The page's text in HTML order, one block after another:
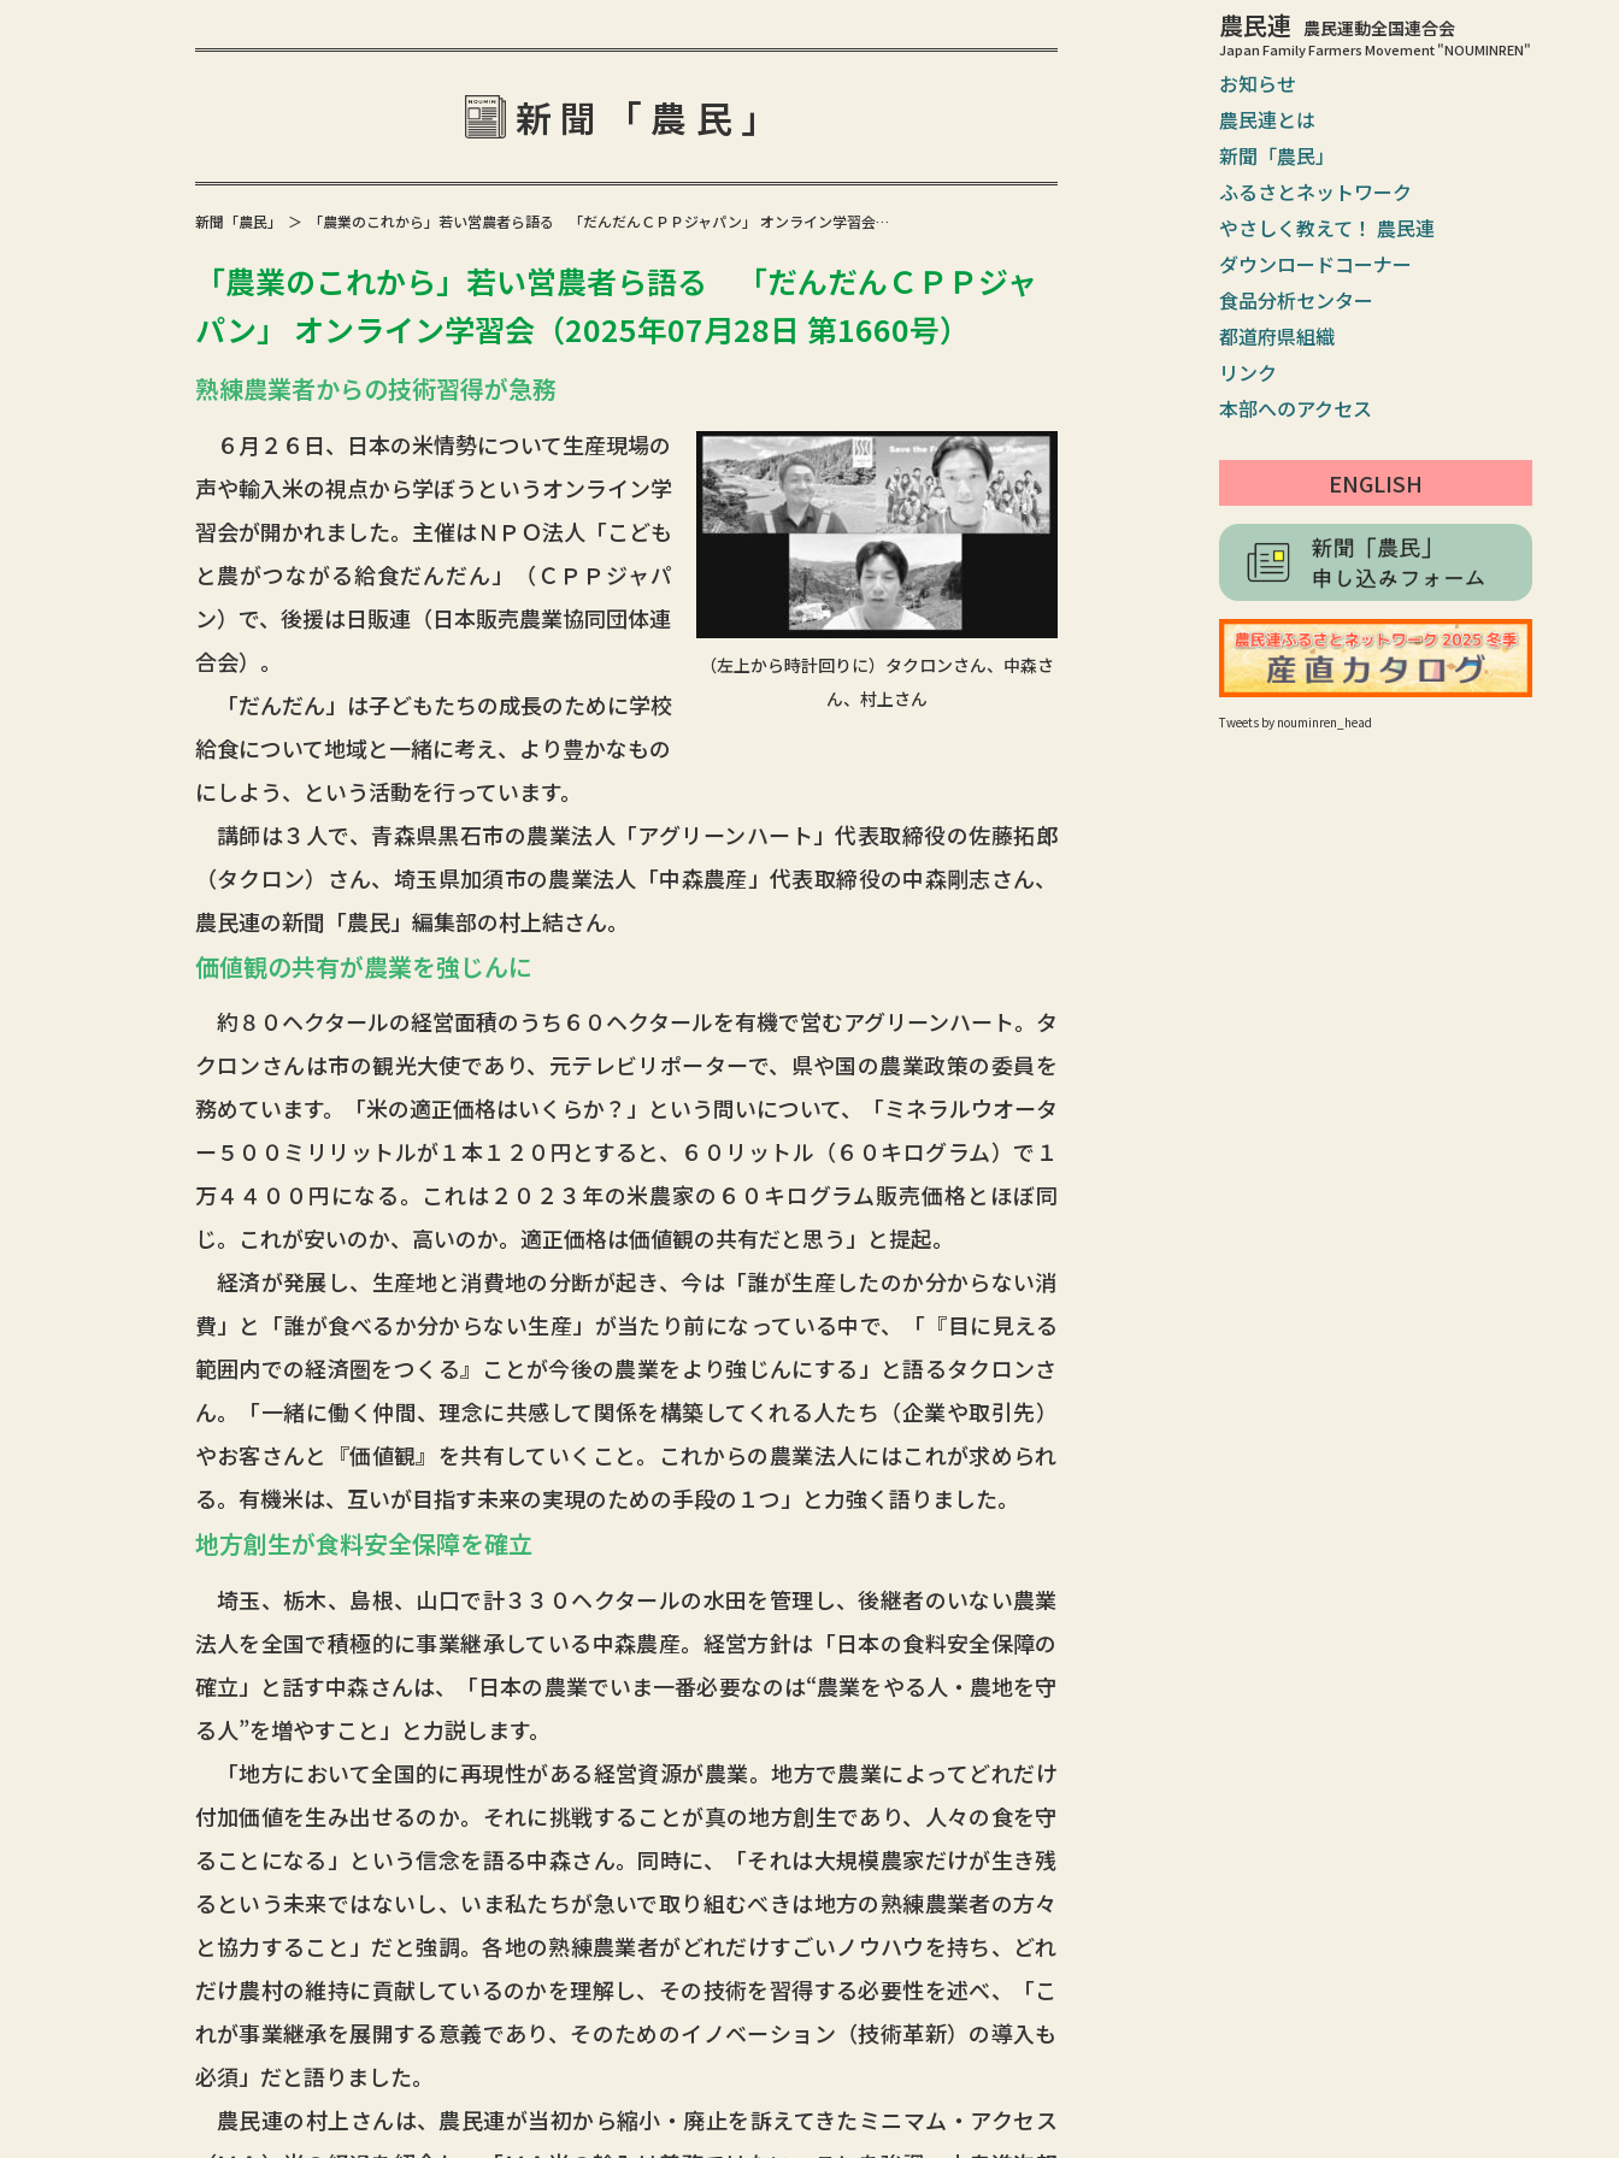
農民連 農民運動全国連合会
Japan Family Farmers Movement "NOUMINREN"
お知らせ
農民連とは
新聞「農民」
ふるさとネットワーク
やさしく教えて！ 農民連
ダウンロードコーナー
食品分析センター
都道府県組織
リンク
本部へのアクセス
ENGLISH
Tweets by nouminren_head
新聞「農民」
新聞「農民」 「農業のこれから」若い営農者ら語る 「だんだんＣＰＰジャパン」 オンライン学習会…
「農業のこれから」若い営農者ら語る 「だんだんＣＰＰジャ
パン」 オンライン学習会（2025年07月28日 第1660号）
熟練農業者からの技術習得が急務
（左上から時計回りに）タクロンさん、中森さ
ん、村上さん
６月２６日、日本の米情勢について生産現場の
声や輸入米の視点から学ぼうというオンライン学
習会が開かれました。主催はＮＰＯ法人「こども
と農がつながる給食だんだん」（ＣＰＰジャパ
ン）で、後援は日販連（日本販売農業協同団体連
合会）。
「だんだん」は子どもたちの成長のために学校
給食について地域と一緒に考え、より豊かなもの
にしよう、という活動を行っています。
講師は３人で、青森県黒石市の農業法人「アグリーンハート」代表取締役の佐藤拓郎
（タクロン）さん、埼玉県加須市の農業法人「中森農産」代表取締役の中森剛志さん、
農民連の新聞「農民」編集部の村上結さん。
価値観の共有が農業を強じんに
約８０ヘクタールの経営面積のうち６０ヘクタールを有機で営むアグリーンハート。タ
クロンさんは市の観光大使であり、元テレビリポーターで、県や国の農業政策の委員を
務めています。「米の適正価格はいくらか？」という問いについて、「ミネラルウオータ
ー５００ミリリットルが１本１２０円とすると、６０リットル（６０キログラム）で１
万４４００円になる。これは２０２３年の米農家の６０キログラム販売価格とほぼ同
じ。これが安いのか、高いのか。適正価格は価値観の共有だと思う」と提起。
経済が発展し、生産地と消費地の分断が起き、今は「誰が生産したのか分からない消
費」と「誰が食べるか分からない生産」が当たり前になっている中で、「『目に見える
範囲内での経済圏をつくる』ことが今後の農業をより強じんにする」と語るタクロンさ
ん。「一緒に働く仲間、理念に共感して関係を構築してくれる人たち（企業や取引先）
やお客さんと『価値観』を共有していくこと。これからの農業法人にはこれが求められ
る。有機米は、互いが目指す未来の実現のための手段の１つ」と力強く語りました。
地方創生が食料安全保障を確立
埼玉、栃木、島根、山口で計３３０ヘクタールの水田を管理し、後継者のいない農業
法人を全国で積極的に事業継承している中森農産。経営方針は「日本の食料安全保障の
確立」と話す中森さんは、「日本の農業でいま一番必要なのは“農業をやる人・農地を守
る人”を増やすこと」と力説します。
「地方において全国的に再現性がある経営資源が農業。地方で農業によってどれだけ
付加価値を生み出せるのか。それに挑戦することが真の地方創生であり、人々の食を守
ることになる」という信念を語る中森さん。同時に、「それは大規模農家だけが生き残
るという未来ではないし、いま私たちが急いで取り組むべきは地方の熟練農業者の方々
と協力すること」だと強調。各地の熟練農業者がどれだけすごいノウハウを持ち、どれ
だけ農村の維持に貢献しているのかを理解し、その技術を習得する必要性を述べ、「こ
れが事業継承を展開する意義であり、そのためのイノベーション（技術革新）の導入も
必須」だと語りました。
農民連の村上さんは、農民連が当初から縮小・廃止を訴えてきたミニマム・アクセス